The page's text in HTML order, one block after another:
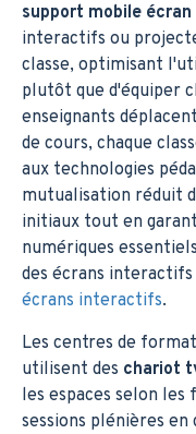
support mobile écran
interactifs ou
classe, optimisant
plutôt que d'équiper
enseignants
de cours, chaque
aux technologies
mutualisation réduit
initiaux tout en
numériques
des écrans
écrans interactifs.
Les centres de
utilisent des chariot
les espaces selon les
sessions plénières